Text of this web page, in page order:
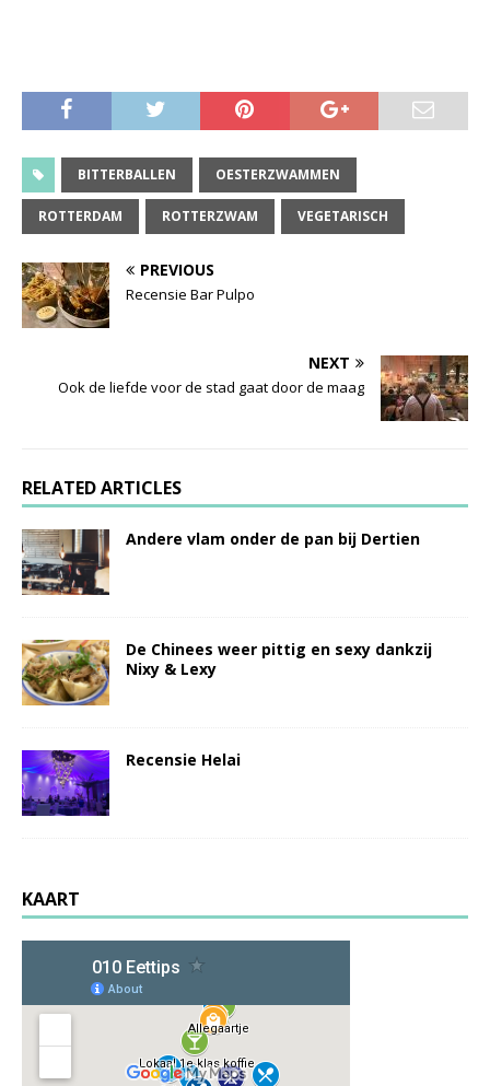
BITTERBALLEN OESTERZWAMMEN
ROTTERDAM ROTTERZWAM VEGETARISCH
PREVIOUS
Recensie Bar Pulpo
NEXT
Ook de liefde voor de stad gaat door de maag
RELATED ARTICLES
Andere vlam onder de pan bij Dertien
De Chinees weer pittig en sexy dankzij
Nixy & Lexy
Recensie Helai
KAART